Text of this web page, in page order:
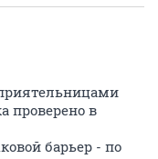
проверено в
барьер - по